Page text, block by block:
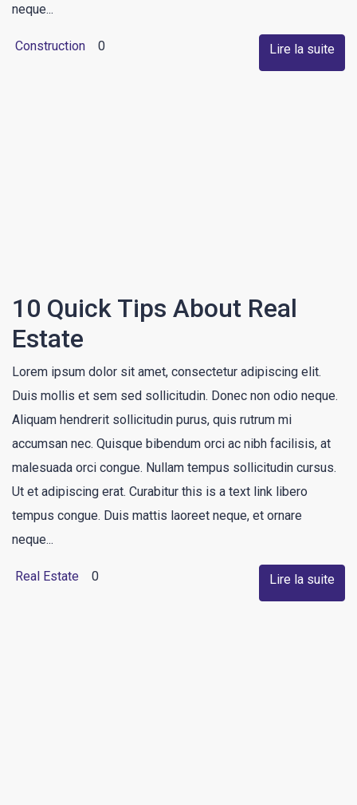
neque...
Construction 0 Lire la suite
10 Quick Tips About Real
Estate
Lorem ipsum dolor sit amet, consectetur adipiscing elit.
Duis mollis et sem sed sollicitudin. Donec non odio neque.
Aliquam hendrerit sollicitudin purus, quis rutrum mi
accumsan nec. Quisque bibendum orci ac nibh facilisis, at
malesuada orci congue. Nullam tempus sollicitudin cursus.
Ut et adipiscing erat. Curabitur this is a text link libero
tempus congue. Duis mattis laoreet neque, et ornare
neque...
Real Estate 0 Lire la suite